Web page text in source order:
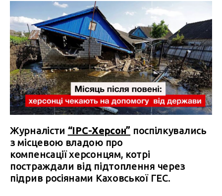
Журналісти “IPC-Херсон” поспілкувались
з місцевою владою про
компенсації херсонцям, котрі
постраждали від підтоплення через
підрив росіянами Каховської ГЕС.